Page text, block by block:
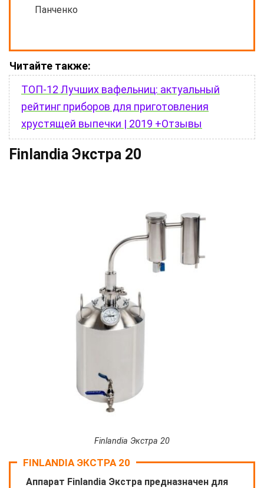
Панченко
Читайте также:
ТОП-12 Лучших вафельниц: актуальный
рейтинг приборов для приготовления
хрустящей выпечки | 2019 +Отзывы
Finlandia Экстра 20
Finlandia Экстра 20
FINLANDIA ЭКСТРА 20
Аппарат Finlandia Экстра предназначен для